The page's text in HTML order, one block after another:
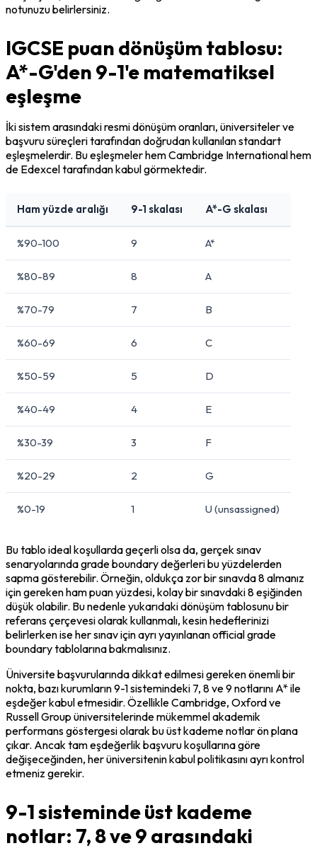
notunuzu belirlersiniz.
IGCSE puan dönüşüm tablosu:
A*-G'den 9-1'e matematiksel
eşleşme
İki sistem arasındaki resmi dönüşüm oranları, üniversiteler ve
başvuru süreçleri tarafından doğrudan kullanılan standart
eşleşmelerdir. Bu eşleşmeler hem Cambridge International hem
de Edexcel tarafından kabul görmektedir.
Ham yüzde aralığı 9-1 skalası A*-G skalası
%90-100 9 A*
%80-89 8 A
%70-79 7 B
%60-69 6 C
%50-59 5 D
%40-49 4 E
%30-39 3 F
%20-29 2 G
%0-19 1 U (unsassigned)
Bu tablo ideal koşullarda geçerli olsa da, gerçek sınav
senaryolarında grade boundary değerleri bu yüzdelerden
sapma gösterebilir. Örneğin, oldukça zor bir sınavda 8 almanız
için gereken ham puan yüzdesi, kolay bir sınavdaki 8 eşiğinden
düşük olabilir. Bu nedenle yukarıdaki dönüşüm tablosunu bir
referans çerçevesi olarak kullanmalı, kesin hedeflerinizi
belirlerken ise her sınav için ayrı yayınlanan official grade
boundary tablolarına bakmalısınız.
Üniversite başvurularında dikkat edilmesi gereken önemli bir
nokta, bazı kurumların 9-1 sistemindeki 7, 8 ve 9 notlarını A* ile
eşdeğer kabul etmesidir. Özellikle Cambridge, Oxford ve
Russell Group üniversitelerinde mükemmel akademik
performans göstergesi olarak bu üst kademe notlar ön plana
çıkar. Ancak tam eşdeğerlik başvuru koşullarına göre
değişeceğinden, her üniversitenin kabul politikasını ayrı kontrol
etmeniz gerekir.
9-1 sisteminde üst kademe
notlar: 7, 8 ve 9 arasındaki